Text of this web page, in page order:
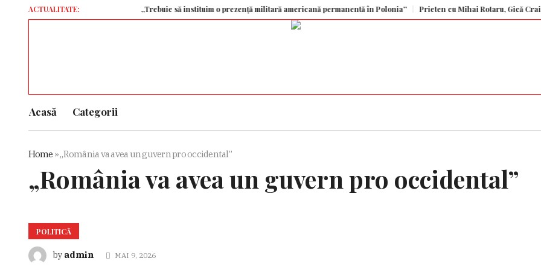
ACTUALITATE: „Trebuie să instituim o prezență militară americană permanentă în Polonia” Prieten cu Mihai Rotaru, Gică Craioveanu a
Acasă Categorii
Home »„România va avea un guvern pro occidental”
„România va avea un guvern pro occidental”
POLITICĂ
by admin MAI 9, 2026